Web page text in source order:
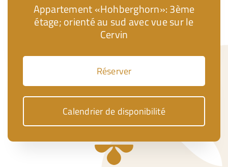
Appartement «Hohberghorn»: 3ème
étage; orienté au sud avec vue sur le
Cervin
Réserver
Calendrier de disponibilité